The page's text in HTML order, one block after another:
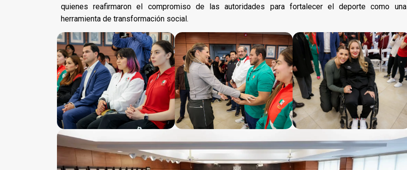
quienes reafirmaron el compromiso de las autoridades para fortalecer el deporte como una
herramienta de transformación social.